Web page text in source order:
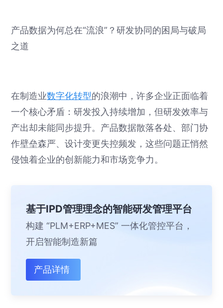
产品数据为何总在“流浪”？研发协同的困局与破局
之道
在制造业数字化转型的浪潮中，许多企业正面临着
一个核心矛盾：研发投入持续增加，但研发效率与
产出却未能同步提升。产品数据散落各处、部门协
作壁垒森严、设计变更失控频发，这些问题正悄然
侵蚀着企业的创新能力和市场竞争力。
基于IPD管理理念的智能研发管理平台
构建 “PLM+ERP+MES” 一体化管控平台，
开启智能制造新篇
产品详情